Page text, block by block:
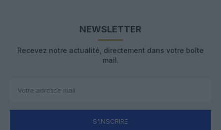
NEWSLETTER
Recevez notre actualité, directement dans votre boîte
mail.
S'INSCRIRE